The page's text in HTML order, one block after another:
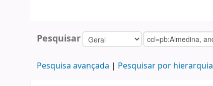
Pesquisar
Pesquisa avançada Pesquisar por hierarquia